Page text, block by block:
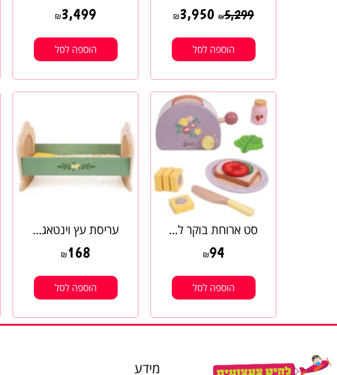
₪5,299
₪3,950
הוספה לסל
₪3,499
הוספה לסל
סט ארוחת בוקר ל...
₪94
הוספה לסל
עריסת עץ וינטאג...
₪ 168
הוספה לסל
מידע